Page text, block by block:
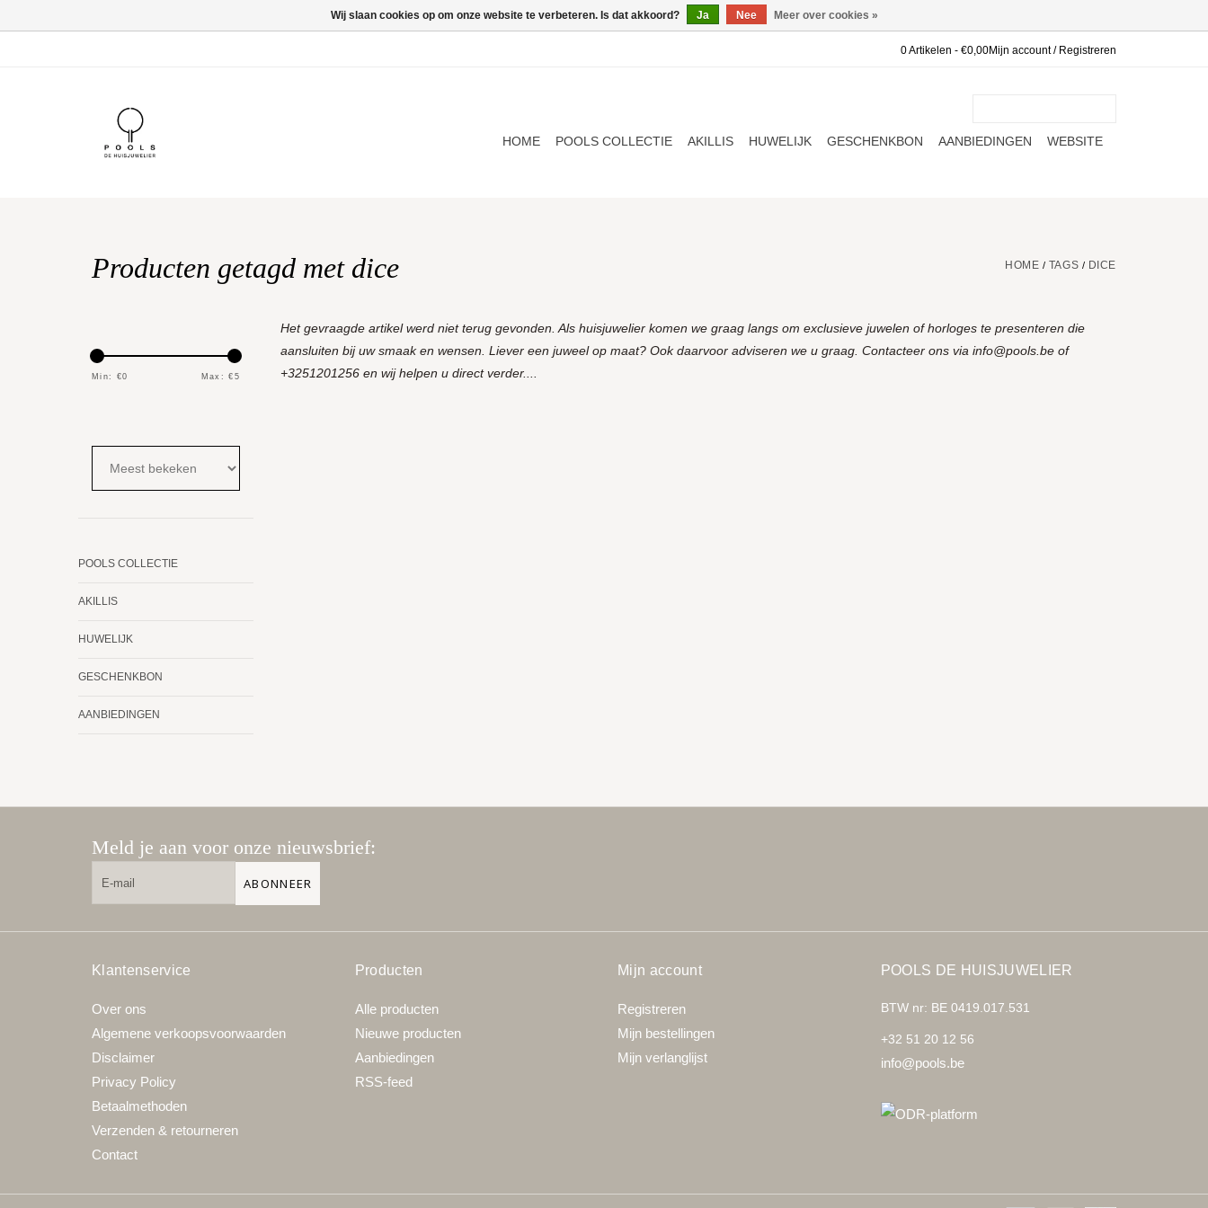
0 Artikelen - €0,00Mijn account / Registreren
HOME POOLS COLLECTIE AKILLIS HUWELIJK GESCHENKBON AANBIEDINGEN WEBSITE
Producten getagd met dice HOME / TAGS / DICE
Min: €0 Max: € 5
POOLS COLLECTIE
AKILLIS
HUWELIJK
GESCHENKBON
AANBIEDINGEN
Het gevraagde artikel werd niet terug gevonden. Als huisjuwelier komen we graag langs om exclusieve juwelen of horloges te presenteren die
aansluiten bij uw smaak en wensen. Liever een juweel op maat? Ook daarvoor adviseren we u graag. Contacteer ons via info@pools.be of
+3251201256 en wij helpen u direct verder....
Meld je aan voor onze nieuwsbrief:
ABONNEER
Klantenservice
Over ons
Algemene verkoopsvoorwaarden
Disclaimer
Privacy Policy
Betaalmethoden
Verzenden & retourneren
Contact
Producten
Alle producten
Nieuwe producten
Aanbiedingen
RSS-feed
Mijn account
Registreren
Mijn bestellingen
Mijn verlanglijst
POOLS DE HUISJUWELIER
BTW nr: BE 0419.017.531
+32 51 20 12 56
info@pools.be
Wij slaan cookies op om onze website te verbeteren. Is dat akkoord? Ja Nee Meer over cookies »